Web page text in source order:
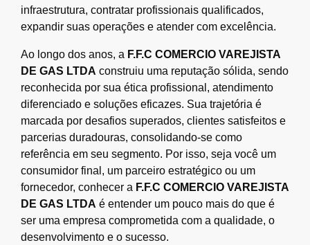
infraestrutura, contratar profissionais qualificados,
expandir suas operações e atender com excelência.
Ao longo dos anos, a F.F.C COMERCIO VAREJISTA
DE GAS LTDA construiu uma reputação sólida, sendo
reconhecida por sua ética profissional, atendimento
diferenciado e soluções eficazes. Sua trajetória é
marcada por desafios superados, clientes satisfeitos e
parcerias duradouras, consolidando-se como
referência em seu segmento. Por isso, seja você um
consumidor final, um parceiro estratégico ou um
fornecedor, conhecer a F.F.C COMERCIO VAREJISTA
DE GAS LTDA é entender um pouco mais do que é
ser uma empresa comprometida com a qualidade, o
desenvolvimento e o sucesso.